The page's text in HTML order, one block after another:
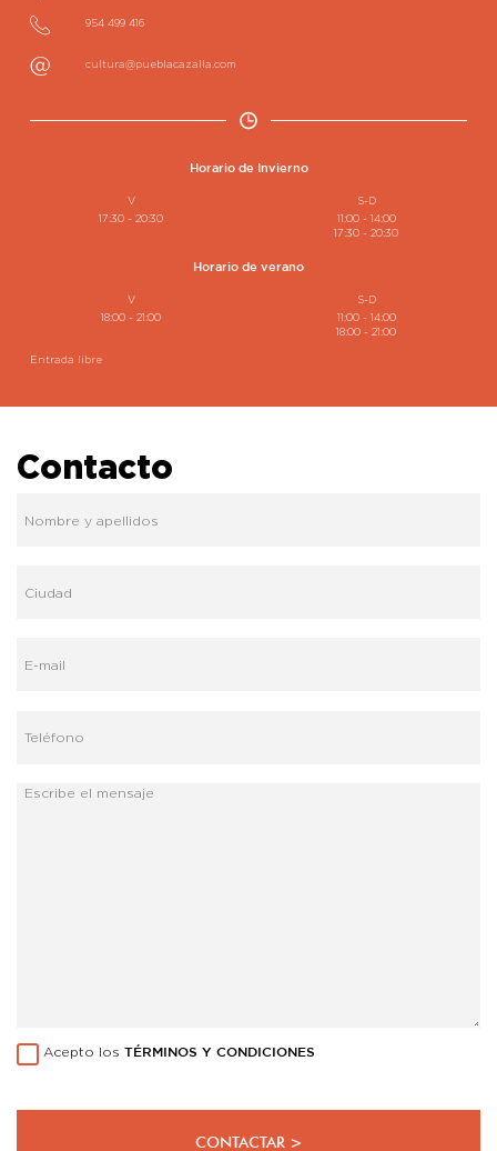
954 499 416
cultura@pueblacazalla.com
Horario de Invierno
V
17:30 - 20:30
S-D
11:00 - 14:00
17:30 - 20:30
Horario de verano
V
18:00 - 21:00
S-D
11:00 - 14:00
18:00 - 21:00
Entrada libre
Contacto
Acepto los TÉRMINOS Y CONDICIONES
CONTACTAR >